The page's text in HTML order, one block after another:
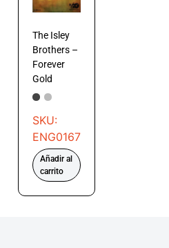
The Isley
Brothers –
Forever
Gold
SKU:
ENG0167
Añadir al
carrito